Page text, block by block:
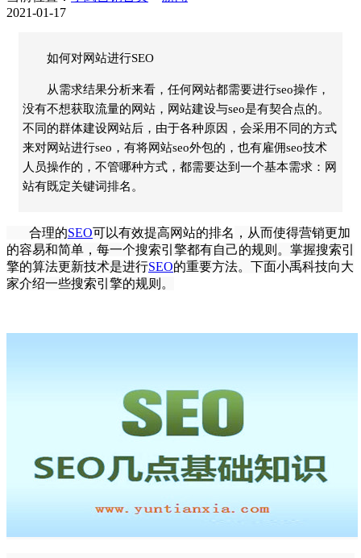
2021-01-17
如何对网站进行SEO
从需求结果分析来看，任何网站都需要进行seo操作，
没有不想获取流量的网站，网站建设与seo是有契合点的。
不同的群体建设网站后，由于各种原因，会采用不同的方式
来对网站进行seo，有将网站seo外包的，也有雇佣seo技术
人员操作的，不管哪种方式，都需要达到一个基本需求：网
站有既定关键词排名。
合理的SEO可以有效提高网站的排名 ，从而使得营销更加
的容易和简单，每一个搜索引擎都有自己的规则。掌握搜索引
擎的算法更新技术是进行SEO的重要方法。下面小禹科技向大
家介绍一些搜索引擎的规则。